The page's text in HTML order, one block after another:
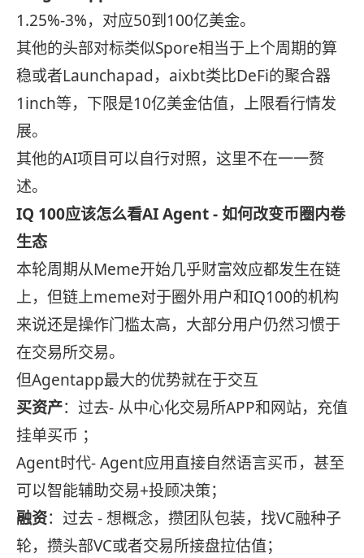
1.25%-3%，对应50到100亿美金。
其他的头部对标类似Spore相当于上个周期的算
稳或者Launchapad，aixbt类比DeFi的聚合器
1inch等，下限是10亿美金估值，上限看行情发
展。
其他的AI项目可以自行对照，这里不在一一赘
述。
IQ 100应该怎么看AI Agent - 如何改变币圈内卷
生态
本轮周期从Meme开始几乎财富效应都发生在链
上，但链上meme对于圈外用户和IQ100的机构
来说还是操作门槛太高，大部分用户仍然习惯于
在交易所交易。
但Agentapp最大的优势就在于交互
买资产：过去- 从中心化交易所APP和网站，充值
挂单买币 ；
Agent时代- Agent应用直接自然语言买币，甚至
可以智能辅助交易+投顾决策；
融资：过去 - 想概念，攒团队包装，找VC融种子
轮，攒头部VC或者交易所接盘拉估值；